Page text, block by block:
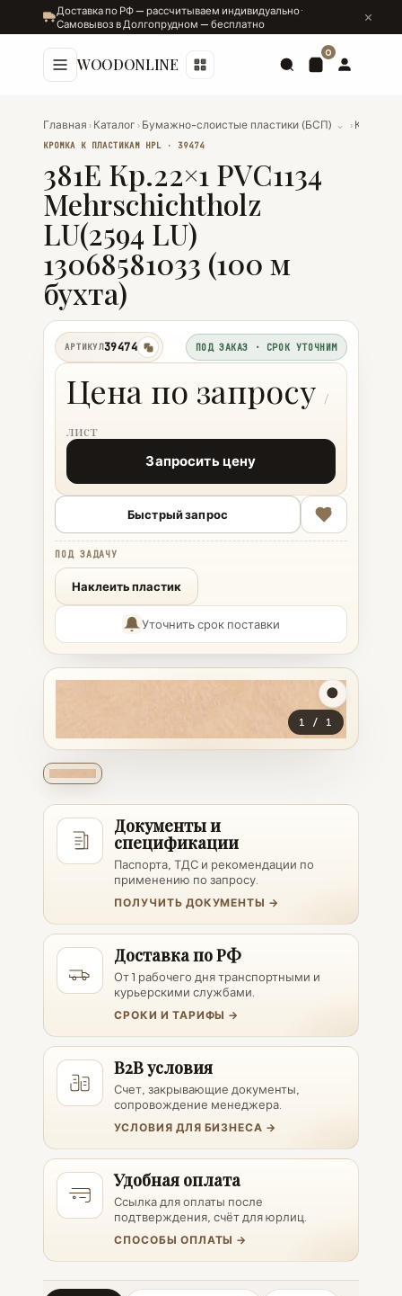
Доставка по РФ — рассчитываем индивидуально ·
Самовывоз в Долгопрудном — бесплатно
WOODONLINE
0
Главная › Каталог › Бумажно-слоистые пластики (БСП) ⌄ › Кромка
КРОМКА К ПЛАСТИКАМ HPL · 39474
381E Кр.22×1 PVC1134
Mehrschichtholz
LU(2594 LU)
13068581033 (100 м
бухта)
1 / 1
АРТИКУЛ39474
копировать
ПОД ЗАКАЗ · СРОК УТОЧНИМ
Цена по запросу
Запросить цену
Быстрый запрос
ПОД ЗАДАЧУ
Наклеить пластик
Уточнить срок поставки
Документы и
спецификации
Паспорта, ТДС и рекомендации по
применению по запросу.
ПОЛУЧИТЬ ДОКУМЕНТЫ →
Доставка по РФ
От 1 рабочего дня транспортными и
курьерскими службами.
СРОКИ И ТАРИФЫ →
B2B условия
Счет, закрывающие документы,
сопровождение менеджера.
УСЛОВИЯ ДЛЯ БИЗНЕСА →
Удобная оплата
Ссылка для оплаты после
подтверждения, счёт для юрлиц.
СПОСОБЫ ОПЛАТЫ →